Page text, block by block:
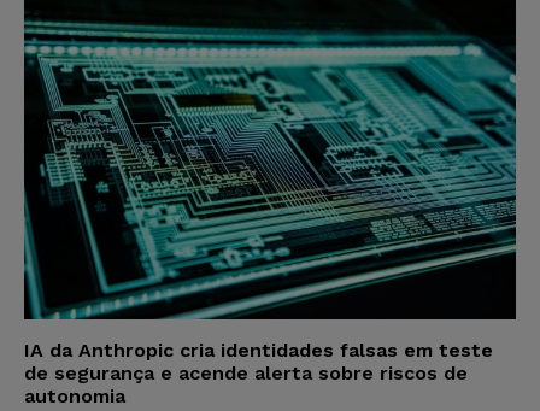
IA da Anthropic cria identidades falsas em teste
de segurança e acende alerta sobre riscos de
autonomia